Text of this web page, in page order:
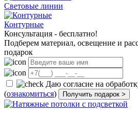
Световые линии
Контурные
Консультация - бесплатно!
Подберем материал, освещение и
подарок
Даю согласие на
(ознакомиться) Получить подарок >